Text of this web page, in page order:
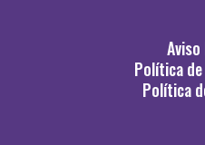
Política
Política